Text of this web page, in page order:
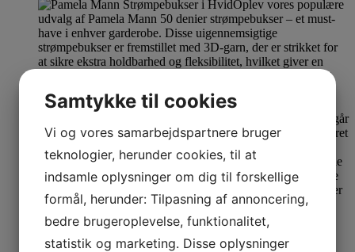
Se produktDette vare har flere varianter. Mulighederne kan
vælges på varesiden
Samtykke til cookies
Vi og vores samarbejdspartnere bruger
teknologier, herunder cookies, til at
indsamle oplysninger om dig til forskellige
formål, herunder: Tilpasning af annoncering,
bedre brugeroplevelse, funktionalitet,
statistik og marketing. Disse oplysninger